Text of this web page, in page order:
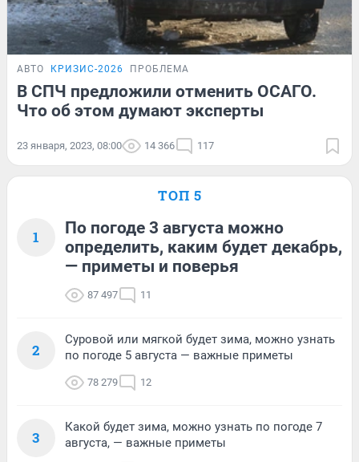
АВТО КРИЗИС-2026 ПРОБЛЕМА
В СПЧ предложили отменить ОСАГО.
Что об этом думают эксперты
23 января, 2023, 08:00 14 366 117
ТОП 5
1
По погоде 3 августа можно
определить, каким будет декабрь,
— приметы и поверья
87 497 11
2
Суровой или мягкой будет зима, можно узнать
по погоде 5 августа — важные приметы
78 279 12
3
Какой будет зима, можно узнать по погоде 7
августа, — важные приметы